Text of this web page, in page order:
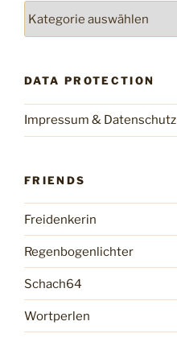
DATA PROTECTION
Impressum & Datenschutz
FRIENDS
Freidenkerin
Regenbogenlichter
Schach64
Wortperlen